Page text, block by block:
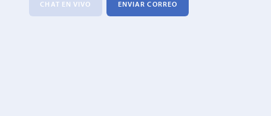
CHAT EN VIVO ENVIAR CORREO